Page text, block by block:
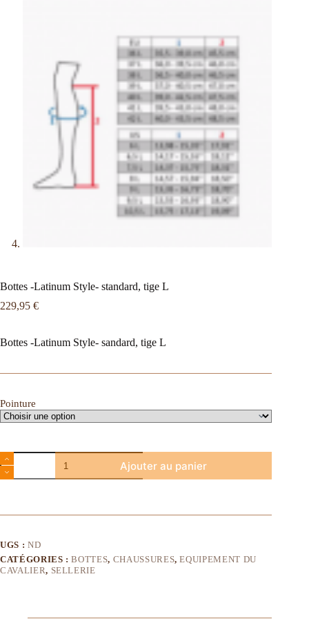
Bottes -Latinum Style- standard, tige L
229,95 €
Bottes -Latinum Style- sandard, tige L
Pointure
Ajouter au panier
UGS : ND
CATÉGORIES :BOTTES, CHAUSSURES,EQUIPEMENT DU
CAVALIER, SELLERIE